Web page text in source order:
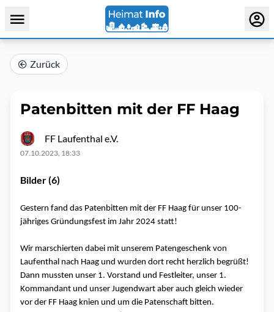
Zurück
Patenbitten mit der FF Haag
FF Laufenthal e.V.
07.10.2023, 18:33
Bilder (6)
Gestern fand das Patenbitten mit der FF Haag für unser 100-
jähriges Gründungsfest im Jahr 2024 statt!
Wir marschierten dabei mit unserem Patengeschenk von
Laufenthal nach Haag und wurden dort recht herzlich begrüßt!
Dann mussten unser 1. Vorstand und Festleiter, unser 1.
Kommandant und unser Jugendwart aber auch gleich wieder
vor der FF Haag knien und um die Patenschaft bitten.